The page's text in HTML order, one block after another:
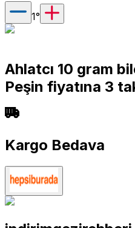
1°
Ahlatcı 10 gram
Peşin fiyatına 3
Kargo Bedava